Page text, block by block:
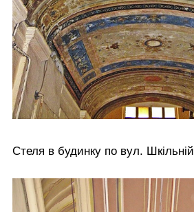
Стеля в будинку по вул.